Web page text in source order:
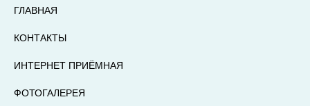
ГЛАВНАЯ
КОНТАКТЫ
ИНТЕРНЕТ ПРИЁМНАЯ
ФОТОГАЛЕРЕЯ